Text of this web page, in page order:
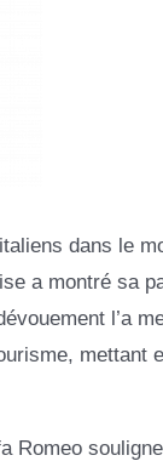
dans le
a montré sa
l’a
mettant
Romeo